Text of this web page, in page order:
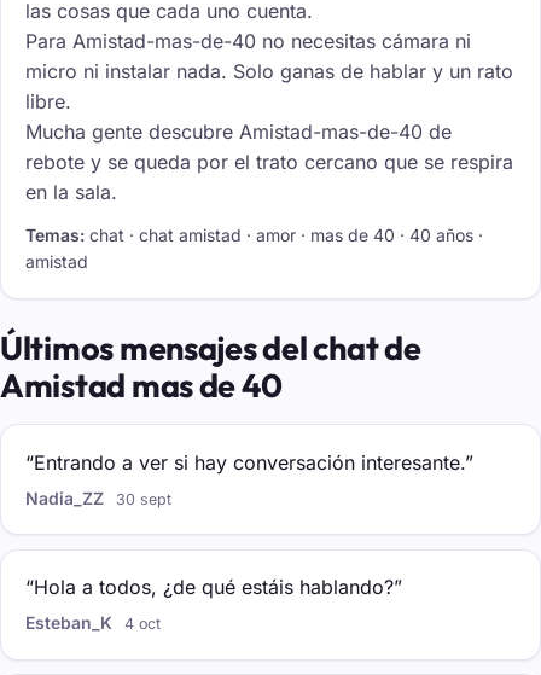
las cosas que cada uno cuenta.
Para Amistad-mas-de-40 no necesitas cámara ni
micro ni instalar nada. Solo ganas de hablar y un rato
libre.
Mucha gente descubre Amistad-mas-de-40 de
rebote y se queda por el trato cercano que se respira
en la sala.
Temas: chat · chat amistad · amor · mas de 40 · 40 años ·
amistad
Últimos mensajes del chat de
Amistad mas de 40
“Entrando a ver si hay conversación interesante.”
Nadia_ZZ 30 sept
“Hola a todos, ¿de qué estáis hablando?”
Esteban_K 4 oct